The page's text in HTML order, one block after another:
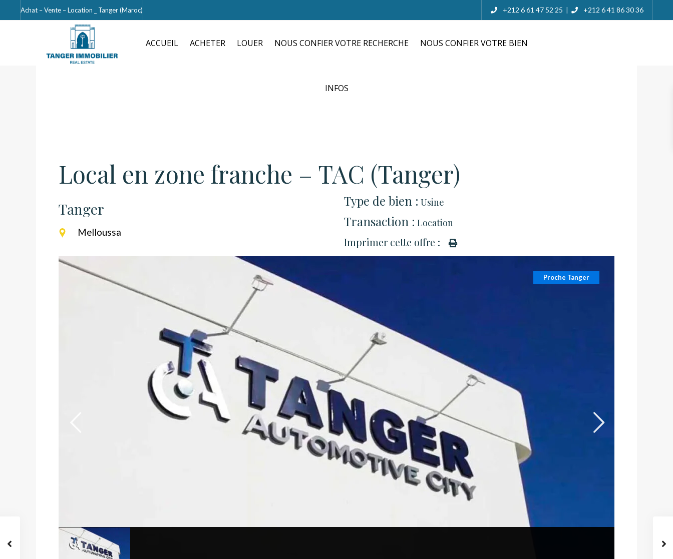
Achat – Vente – Location _ Tanger (Maroc) +212 6 61 47 52 25 +212 6 41 86 30 36
ACCUEIL ACHETER LOUER NOUS CONFIER VOTRE RECHERCHE NOUS CONFIER VOTRE BIEN
INFOS
Local en zone franche – TAC (Tanger)
Tanger
Melloussa
Type de bien : Usine
Transaction : Location
Imprimer cette offre :
Proche Tanger